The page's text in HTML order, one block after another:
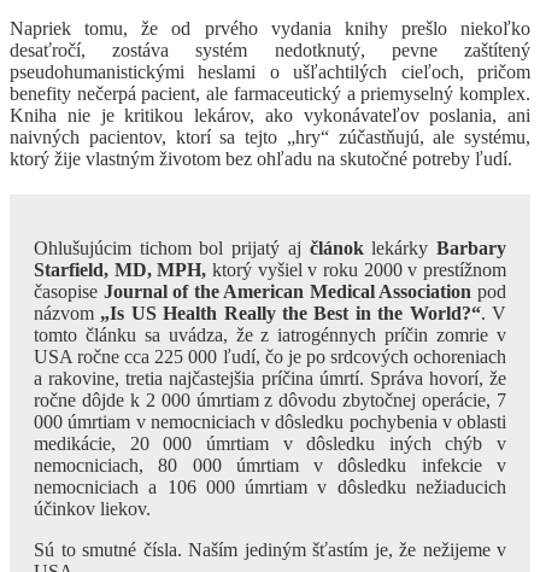
Napriek tomu, že od prvého vydania knihy prešlo niekoľko
desaťročí, zostáva systém nedotknutý, pevne zaštítený
pseudohumanistickými heslami o ušľachtilých cieľoch, pričom
benefity nečerpá pacient, ale farmaceutický a priemyselný komplex.
Kniha nie je kritikou lekárov, ako vykonávateľov poslania, ani
naivných pacientov, ktorí sa tejto „hry“ zúčastňujú, ale systému,
ktorý žije vlastným životom bez ohľadu na skutočné potreby ľudí.
Ohlušujúcim tichom bol prijatý aj článoklekárkyBarbary
Starfield, MD, MPH, ktorý vyšiel v roku 2000 v prestížnom
časopise Journal of the American Medical Association pod
názvom „Is US Health Really the Best in the World?“. V
tomto článku sa uvádza, že z iatrogénnych príčin zomrie v
USA ročne cca 225 000 ľudí, čo je po srdcových ochoreniach
a rakovine, tretia najčastejšia príčina úmrtí. Správa hovorí, že
ročne dôjde k 2 000 úmrtiam z dôvodu zbytočnej operácie, 7
000 úmrtiam v nemocniciach v dôsledku pochybenia v oblasti
medikácie, 20 000 úmrtiam v dôsledku iných chýb v
nemocniciach, 80 000 úmrtiam v dôsledku infekcie v
nemocniciach a 106 000 úmrtiam v dôsledku nežiaducich
účinkov liekov.
Sú to smutné čísla. Naším jediným šťastím je, že nežijeme v